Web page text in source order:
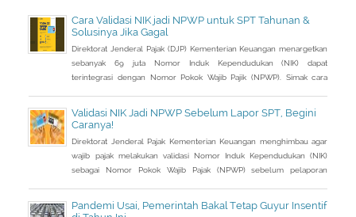
Cara Validasi NIK jadi NPWP untuk SPT Tahunan &
Solusinya Jika Gagal
Direktorat Jenderal Pajak (DJP) Kementerian Keuangan menargetkan
sebanyak 69 juta Nomor Induk Kependudukan (NIK) dapat
terintegrasi dengan Nomor Pokok Wajib Pajik (NPWP). Simak cara
total target yang baru terintegrasi. Melalui integrasi, nantinya
pelayanan dapat lebih
Validasi NIK Jadi NPWP Sebelum Lapor SPT, Begini
Caranya!
Direktorat Jenderal Pajak Kementerian Keuangan menghimbau agar
wajib pajak melakukan validasi Nomor Induk Kependudukan (NIK)
sebagai Nomor Pokok Wajib Pajak (NPWP) sebelum pelaporan
112/PMK.03/2022. Dalam PMK yang menjadi aturan turunan Peraturan
Pandemi Usai, Pemerintah Bakal Tetap Guyur Insentif